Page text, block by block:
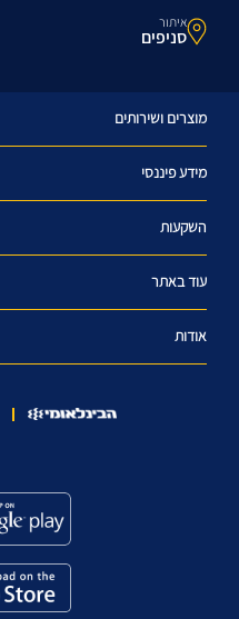
איתור
סניפים
מוצרים ושירותים
מידע פיננסי
השקעות
עוד באתר
אודות